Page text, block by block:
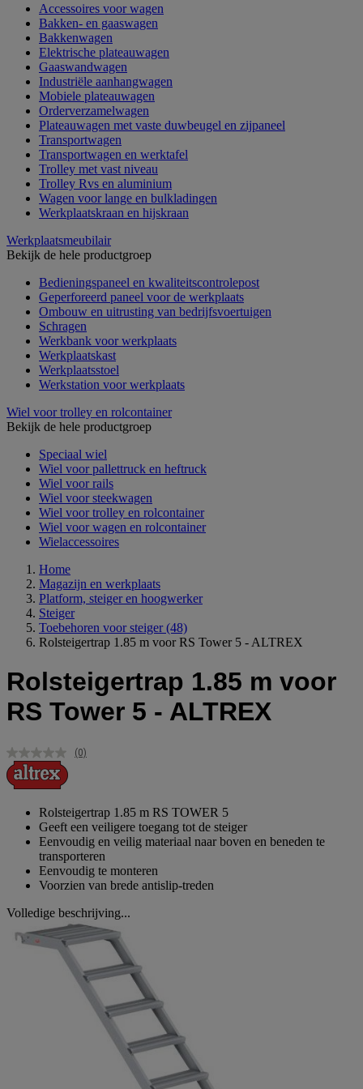
Accessoires voor wagen
Bakken- en gaaswagen
Bakkenwagen
Elektrische plateauwagen
Gaaswandwagen
Industriële aanhangwagen
Mobiele plateauwagen
Orderverzamelwagen
Plateauwagen met vaste duwbeugel en zijpaneel
Transportwagen
Transportwagen en werktafel
Trolley met vast niveau
Trolley Rvs en aluminium
Wagen voor lange en bulkladingen
Werkplaatskraan en hijskraan
Werkplaatsmeubilair
Bekijk de hele productgroep
Bedieningspaneel en kwaliteitscontrolepost
Geperforeerd paneel voor de werkplaats
Ombouw en uitrusting van bedrijfsvoertuigen
Schragen
Werkbank voor werkplaats
Werkplaatskast
Werkplaatsstoel
Werkstation voor werkplaats
Wiel voor trolley en rolcontainer
Bekijk de hele productgroep
Speciaal wiel
Wiel voor pallettruck en heftruck
Wiel voor rails
Wiel voor steekwagen
Wiel voor trolley en rolcontainer
Wiel voor wagen en rolcontainer
Wielaccessoires
Home
Magazijn en werkplaats
Platform, steiger en hoogwerker
Steiger
Toebehoren voor steiger (48)
Rolsteigertrap 1.85 m voor RS Tower 5 - ALTREX
Rolsteigertrap 1.85 m voor
RS Tower 5 - ALTREX
Geen
(0)
Rolsteigertrap 1.85 m RS TOWER 5
Geeft een veiligere toegang tot de steiger
Eenvoudig en veilig materiaal naar boven en beneden te
transporteren
Eenvoudig te monteren
Voorzien van brede antislip-treden
Volledige beschrijving...